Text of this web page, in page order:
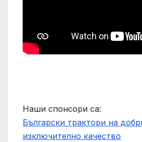
Наши спонсори са:
Български трактори на
изключително качество